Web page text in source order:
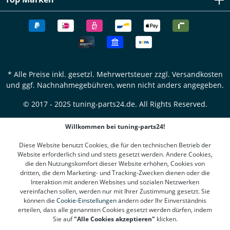
* Alle Preise inkl. gesetzl. Mehrwertsteuer zzgl. Versandkosten
und ggf. Nachnahmegebühren, wenn nicht anders angegeben.
© 2017 - 2025 tuning-parts24.de. All Rights Reserved.
Willkommen bei tuning-parts24!
Diese Website benutzt Cookies, die für den technischen Betrieb der
Website erforderlich sind und stets gesetzt werden. Andere Cookies,
die den Nutzungskomfort dieser Website erhöhen, Cookies von
dritten, die dem Marketing- und Tracking-Zwecken dienen oder die
Interaktion mit anderen Websites und sozialen Netzwerken
vereinfachen sollen, werden nur mit Ihrer Zustimmung gesetzt. Sie
können die Cookie-Einstellungenändern oder Ihr Einverständnis
erteilen, dass alle genannten Cookies gesetzt werden dürfen, indem
Sie auf"Alle Cookies akzeptieren" klicken.